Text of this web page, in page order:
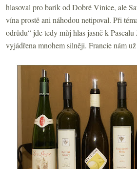
hlasoval pro barik od Dobré Vinice, ale
vína prostě ani náhodou netipoval. Při
odrůdu“ jde tedy můj hlas jasně k
vyjádřena mnohem silněji. Francie nám